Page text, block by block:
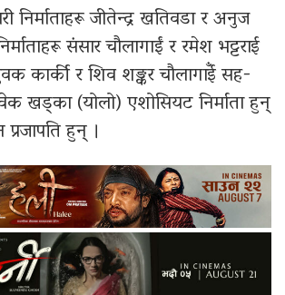
निर्माताहरू जीतेन्द्र खतिवडा र अनुज
संसार चौलागाईं र रमेश भट्टराई
कार्की र शिव शङ्कर चौलागाईँ सह-
खड्का (योलो) एशोसियट निर्माता हुन्
हुन् ।